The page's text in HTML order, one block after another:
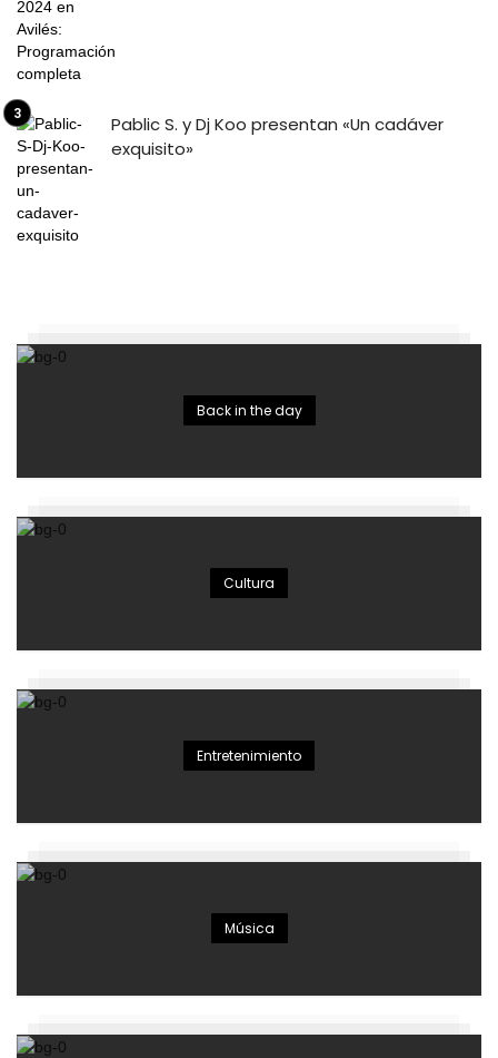
Pablic S. y Dj Koo presentan «Un cadáver
exquisito»
Back in the day
Cultura
Entretenimiento
Música